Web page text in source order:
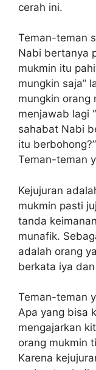
cerah ini.
Teman-teman
Nabi bertanya
mukmin itu
mungkin saja”
mungkin orang
menjawab lagi
sahabat Nabi
itu
Teman-teman
Kejujuran
mukmin pasti
tanda
munafik.
adalah orang
berkata iya
Teman-teman
Apa yang bisa
mengajarkan
orang mukmin
Karena